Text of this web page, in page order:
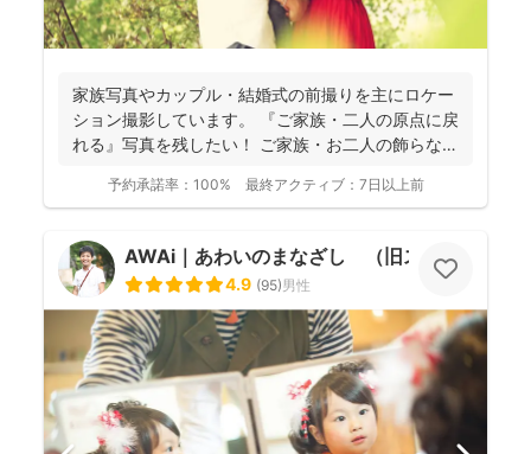
家族写真やカップル・結婚式の前撮りを主にロケー
ション撮影しています。 『ご家族・二人の原点に戻
れる』写真を残したい！ ご家族・お二人の飾らない
予約承諾率： 100% 最終アクティブ： 7日以上前
AWAi｜あわいのまなざし （旧スマイルツリ
4.9 (95)男性